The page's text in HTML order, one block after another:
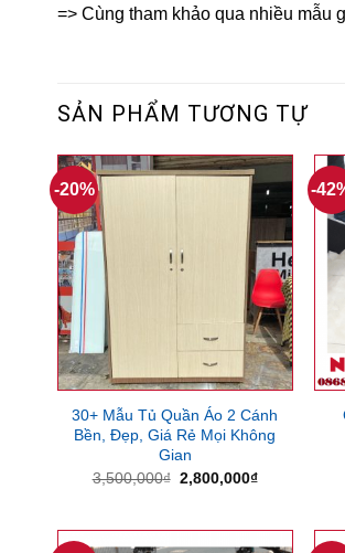
=> Cùng tham khảo qua nhiều mẫu
SẢN PHẨM TƯƠNG TỰ
-20%
30+ Mẫu Tủ Quần Áo 2 Cánh
Bền, Đẹp, Giá Rẻ Mọi Không
Gian
3,500,000₫ Giá
2,800,000₫Giá
2,800,000₫.
-